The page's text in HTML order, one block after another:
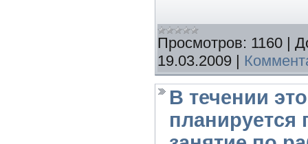
Просмотров: 1160
19.03.2009
В течении
планируется